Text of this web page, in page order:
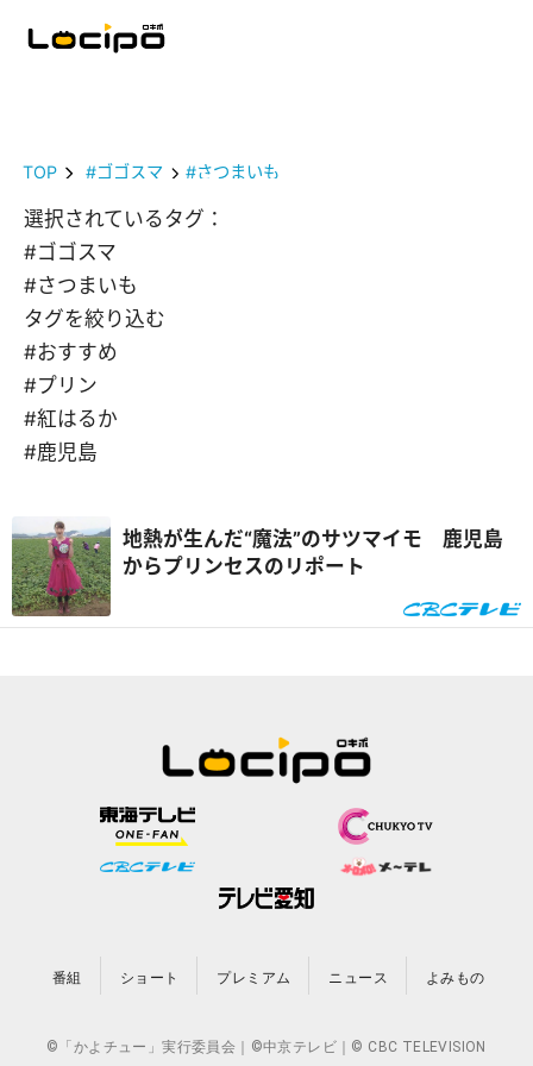
TOP #ゴゴスマ #さつまいも
選択されているタグ：
#ゴゴスマ
#さつまいも
タグを絞り込む
#おすすめ
#プリン
#紅はるか
#鹿児島
地熱が生んだ“魔法”のサツマイモ 鹿児島
からプリンセスのリポート
番組 ショート プレミアム ニュース よみもの
©「かよチュー」実行委員会｜©中京テレビ｜© CBC TELEVISION